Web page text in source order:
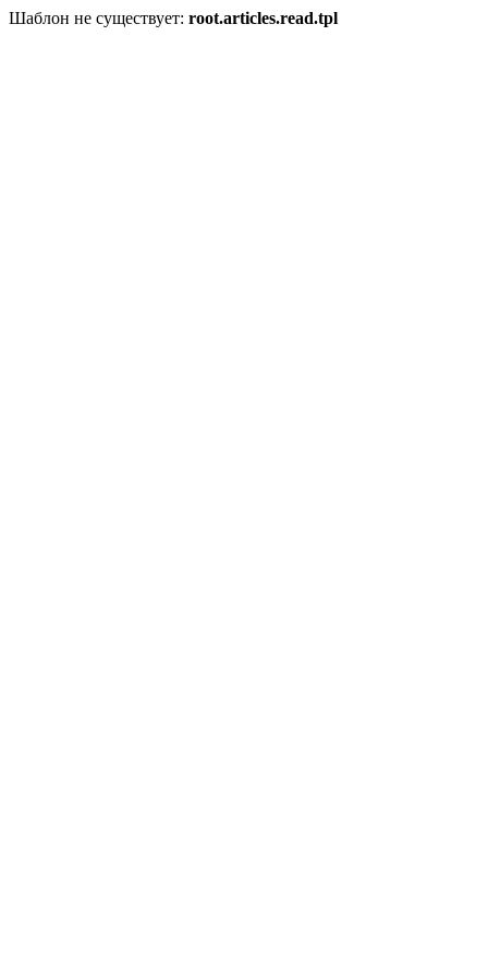
Шаблон не существует: root.articles.read.tpl